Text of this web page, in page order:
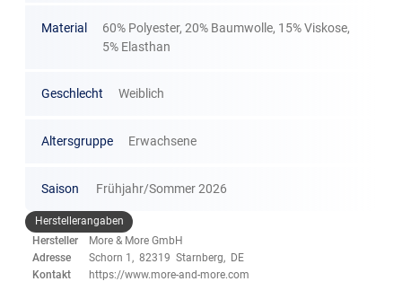
Material
60% Polyester, 20% Baumwolle, 15% Viskose,
5% Elasthan
Geschlecht Weiblich
Altersgruppe Erwachsene
Saison Frühjahr/Sommer 2026
Herstellerangaben
Hersteller
More & More GmbH
Adresse
Schorn 1, 82319 Starnberg, DE
Kontakt
https://www.more-and-more.com